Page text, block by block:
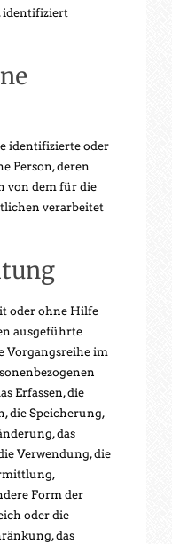
identifiziert
identifizierte oder
Person, deren
von dem für die
verarbeitet
oder ohne Hilfe
ausgeführte
Vorgangsreihe im
Erfassen, die
die Speicherung,
das
Verwendung, die
Form der
oder die
das